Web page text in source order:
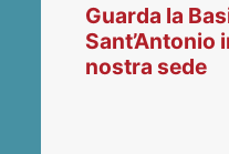
Guarda la
Sant’Antonio
nostra sede